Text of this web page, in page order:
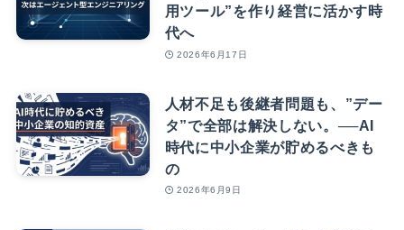
用ツール”を作り経営に活かす時
代へ
2026年6月17日
人材不足も後継者問題も、”デー
タ”で全部は解決しない。──AI
時代に中小企業が貯めるべきも
の
2026年6月9日